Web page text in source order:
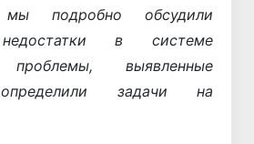
мы подробно обсудили
в системе
проблемы, выявленные
задачи на